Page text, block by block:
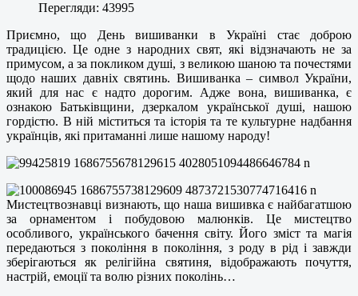
Перегляди: 43995
Приємно, що День вишиванки в Україні стає доброю
традицією. Це одне з народних свят, які відзначають не за
примусом, а за покликом душі, з великою шаною та почестями
щодо наших давніх святинь. Вишиванка – символ України,
який для нас є надто дорогим. Адже вона, вишиванка, є
ознакою Батьківщини, дзеркалом української душі, нашою
гордістю. В ній міститься та історія та те культурне надбання
українців, які притаманні лише нашому народу!
Мистецтвознавці визнають, що наша вишивка є найбагатшою
за орнаментом і побудовою малюнків. Це мистецтво
особливого, українського бачення світу. Його зміст та магія
передаються з покоління в покоління, з роду в рід і завжди
зберігаються як релігійна святиня, відображають почуття,
настрій, емоції та волю різних поколінь…